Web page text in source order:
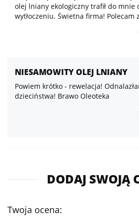
olej lniany ekologiczny trafił do mnie
wytłoczeniu. Świetna firma! Polecam
NIESAMOWITY OLEJ LNIANY
Powiem krótko - rewelacja!
dzieciństwa! Brawo Oleoteka
DODAJ SWOJĄ
Twoja ocena: